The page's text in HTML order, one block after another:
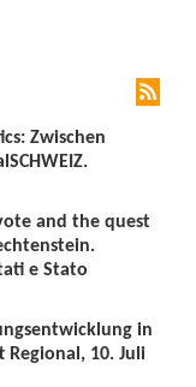
Zwischen
and the quest
e Stato
in
10. Juli